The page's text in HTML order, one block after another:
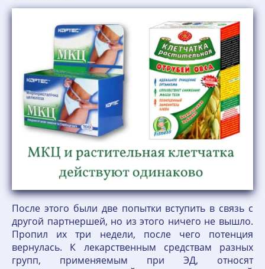
После этого были две попытки вступить в связь с
другой партнершей, но из этого ничего не вышло.
Пропил их три недели, после чего потенция
вернулась. К лекарственным средствам разных
групп, применяемым при ЭД, относят